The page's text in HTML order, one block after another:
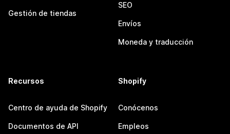
Gestión de tiendas
SEO
Envíos
Moneda y traducción
Recursos
Centro de ayuda de Shopify
Documentos de API
Shopify
Conócenos
Empleos